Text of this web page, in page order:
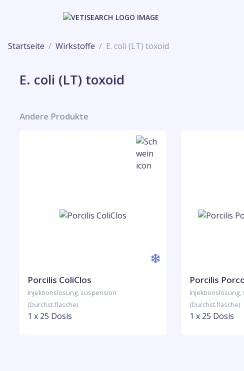
Startseite Wirkstoffe E. coli (LT) toxoid
E. coli (LT) toxoid
Andere Produkte
Porcilis ColiClos
Injektionslösung, suspension
(Durchst.flasche)
1 x 25 Dosis
Porcilis
Injektionslösung,
(Durchst.flasche)
1 x 25 Dosis